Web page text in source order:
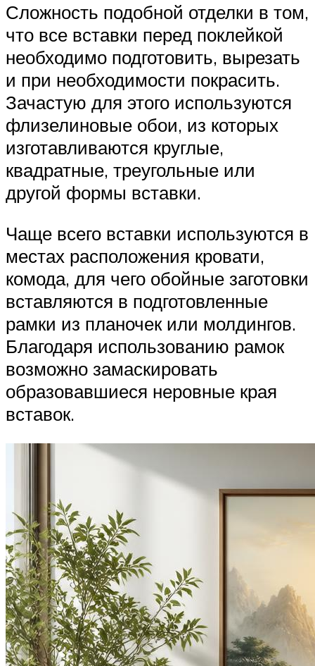
Сложность подобной отделки в том,
что все вставки перед поклейкой
необходимо подготовить, вырезать
и при необходимости покрасить.
Зачастую для этого используются
флизелиновые обои, из которых
изготавливаются круглые,
квадратные, треугольные или
другой формы вставки.
Чаще всего вставки используются в
местах расположения кровати,
комода, для чего обойные заготовки
вставляются в подготовленные
рамки из планочек или молдингов.
Благодаря использованию рамок
возможно замаскировать
образовавшиеся неровные края
вставок.